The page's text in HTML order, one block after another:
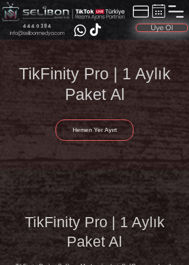
444 0 394
info@selibonmedya.com
Üye Ol
TikFinity Pro | 1 Aylık
Paket Al
Hemen Yer Ayırt
TikFinity Pro | 1 Aylık
Paket Al